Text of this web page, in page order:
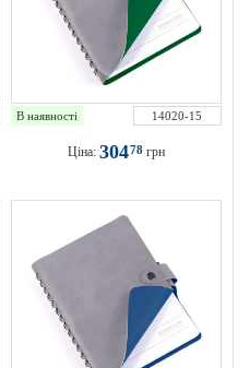
В наявності 14020-15
Ціна: 30478 грн